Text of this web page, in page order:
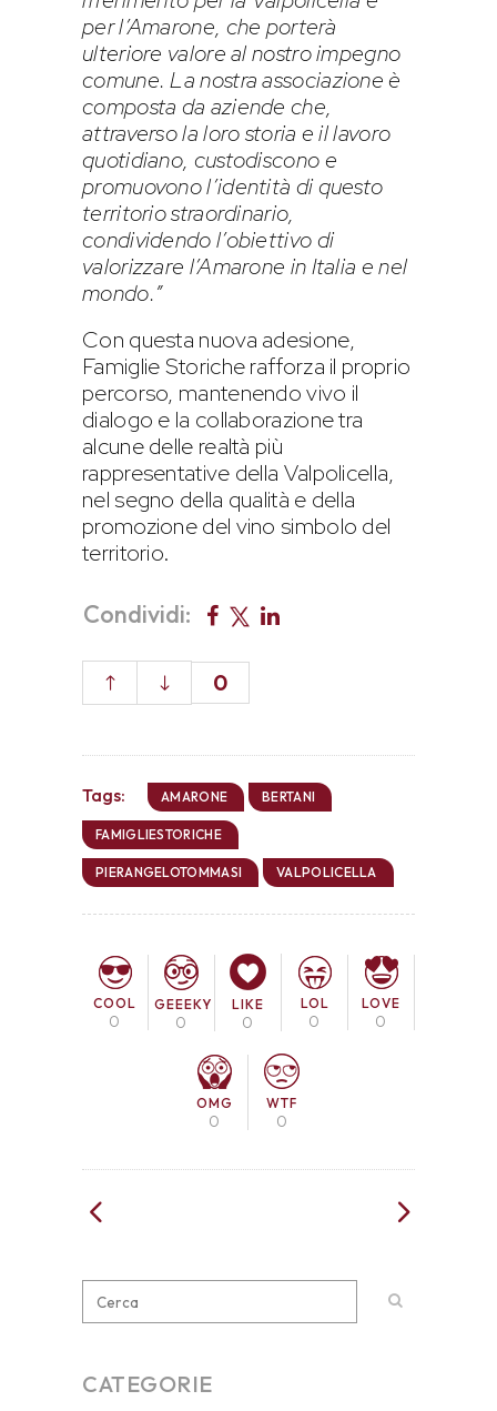
per l’Amarone, che porterà
ulteriore valore al nostro impegno
comune. La nostra associazione è
composta da aziende che,
attraverso la loro storia e il lavoro
quotidiano, custodiscono e
promuovono l’identità di questo
territorio straordinario,
condividendo l’obiettivo di
valorizzare l’Amarone in Italia e nel
mondo.”
Con questa nuova adesione,
Famiglie Storiche rafforza il proprio
percorso, mantenendo vivo il
dialogo e la collaborazione tra
alcune delle realtà più
rappresentative della Valpolicella,
nel segno della qualità e della
promozione del vino simbolo del
territorio.
Condividi:
0
Tags: AMARONE BERTANI
FAMIGLIESTORICHE
PIERANGELOTOMMASI VALPOLICELLA
COOL
0
GEEEKY
0
LIKE
0
LOL
0
LOVE
0
OMG
0
WTF
0
CATEGORIE